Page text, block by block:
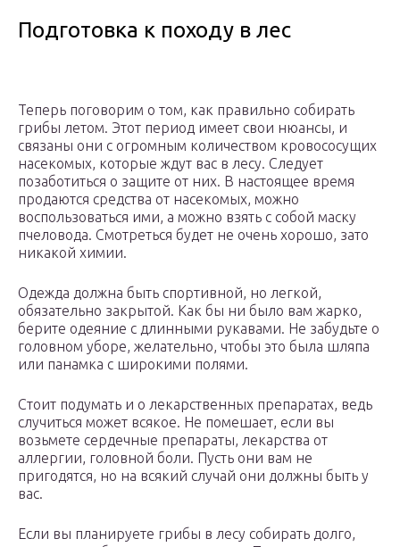
Подготовка к походу в лес
Теперь поговорим о том, как правильно собирать
грибы летом. Этот период имеет свои нюансы, и
связаны они с огромным количеством кровососущих
насекомых, которые ждут вас в лесу. Следует
позаботиться о защите от них. В настоящее время
продаются средства от насекомых, можно
воспользоваться ими, а можно взять с собой маску
пчеловода. Смотреться будет не очень хорошо, зато
никакой химии.
Одежда должна быть спортивной, но легкой,
обязательно закрытой. Как бы ни было вам жарко,
берите одеяние с длинными рукавами. Не забудьте о
головном уборе, желательно, чтобы это была шляпа
или панамка с широкими полями.
Стоит подумать и о лекарственных препаратах, ведь
случиться может всякое. Не помешает, если вы
возьмете сердечные препараты, лекарства от
аллергии, головной боли. Пусть они вам не
пригодятся, но на всякий случай они должны быть у
вас.
Если вы планируете грибы в лесу собирать долго,